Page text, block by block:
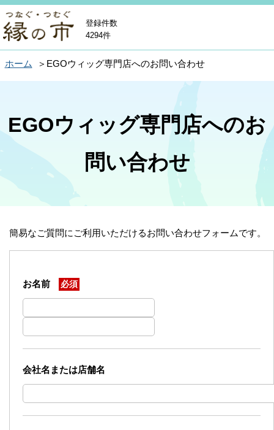
登録件数
4294件
ホーム EGOウィッグ専門店へのお問い合わせ
EGOウィッグ専門店へのお
問い合わせ
簡易なご質問にご利用いただけるお問い合わせフォームです。
お名前 必須
会社名または店舗名